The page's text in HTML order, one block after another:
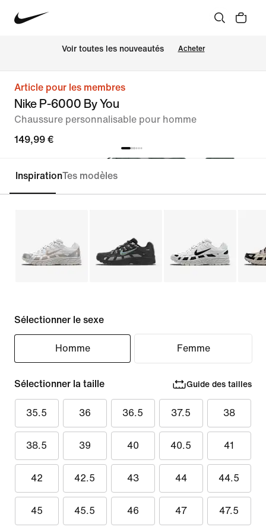
Voir toutes les nouveautés Acheter
Article pour les membres
Nike P-6000 By You
Chaussure personnalisable pour homme
149,99 €
Personnaliser
InspirationTes modèles
Sélectionner le sexe
Homme Femme
Sélectionner la taille Guide des tailles
35.5 36 36.5 37.5 38
38.5 39 40 40.5 41
42 42.5 43 44 44.5
45 45.5 46 47 47.5